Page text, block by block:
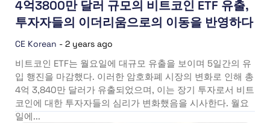
4억3800만 달러 규모의 비트코인 ETF 유출,
투자자들의 이더리움으로의 이동을 반영하다
CE Korean - 2 years ago
비트코인 ETF는 월요일에 대규모 유출을 보이며 5일간의 유
입 행진을 마감했다. 이러한 암호화폐 시장의 변화로 인해 총
4억 3,840만 달러가 유출되었으며, 이는 장기 투자로서 비트
코인에 대한 투자자들의 심리가 변화했음을 시사한다. 월요
일에...